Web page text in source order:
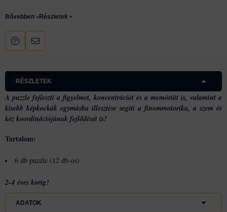
Részletek
RÉSZLETEK
A puzzle fejleszti a figyelmet, koncentrációt és a memóriát is, valamint a
kisebb képkockák egymásba illesztése segíti a finommotorika, a szem és
kéz koordinációjának fejlődését is!
Tartalom:
6 db puzzle (12 db-os)
2-4 éves korig!
ADATOK